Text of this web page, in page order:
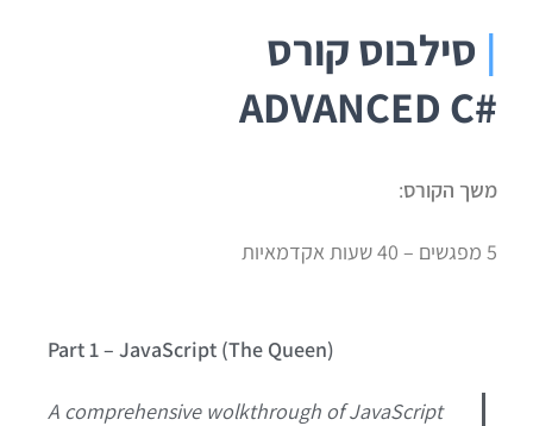
| סילבוס קורס
#ADVANCED C
משך הקורס:
5 מפגשים – 40 שעות אקדמאיות
Part 1 – JavaScript (The Queen)
A comprehensive wolkthrough of JavaScript